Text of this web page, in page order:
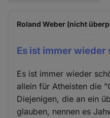
Roland Weber (nicht
Es ist immer wieder
Es ist immer wieder
allein für Atheisten die
Diejenigen, die an ein
glauben, nennen es